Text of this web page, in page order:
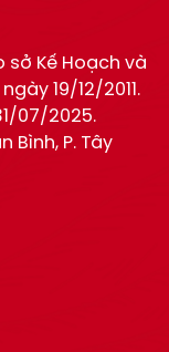
sở Kế Hoạch và
19/12/2011.
07/2025.
Bình, P. Tây